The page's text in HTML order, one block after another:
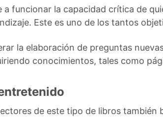
a funcionar la capacidad crítica de
Este es uno de los tantos
la elaboración de preguntas
conocimientos, tales como
de este tipo de libros también